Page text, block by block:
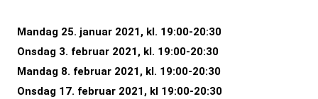
Mandag 25. januar 2021, kl. 19:00-20:30
Onsdag 3. februar 2021, kl. 19:00-20:30
Mandag 8. februar 2021, kl. 19:00-20:30
Onsdag 17. februar 2021, kl 19:00-20:30